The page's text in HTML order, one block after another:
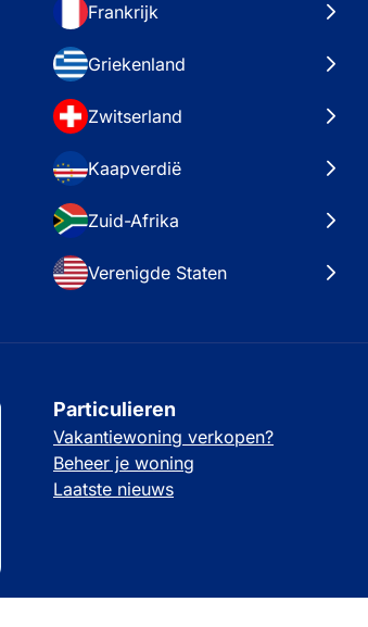
Frankrijk
Griekenland
Zwitserland
Kaapverdië
Zuid-Afrika
Verenigde Staten
Particulieren
Vakantiewoning verkopen?
Beheer je woning
Laatste nieuws